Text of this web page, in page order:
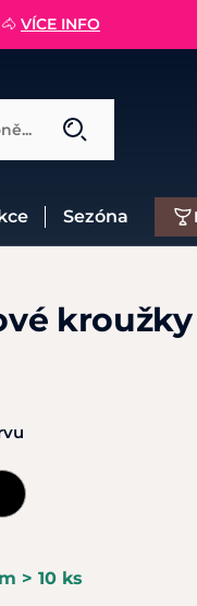
VÍCE INFO
Sezóna
> 10 ks